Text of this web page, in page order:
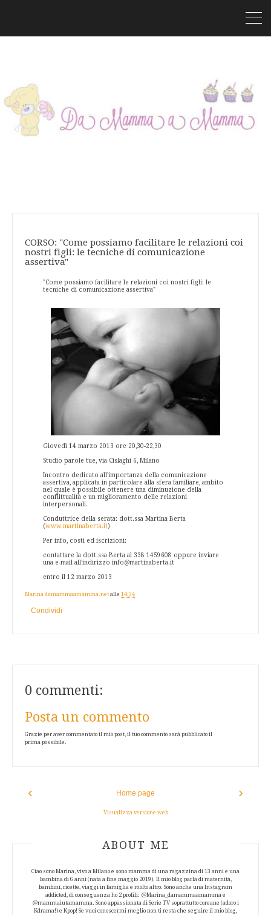
CORSO: "Come possiamo facilitare le relazioni coi
nostri figli: le tecniche di comunicazione
assertiva"
"Come possiamo facilitare le relazioni coi nostri figli: le
tecniche di comunicazione assertiva"
Giovedì 14 marzo 2013 ore 20,30-22,30
Studio parole tue, via Cislaghi 6, Milano
Incontro dedicato all’importanza della comunicazione
assertiva, applicata in particolare alla sfera familiare, ambito
nel quale è possibile ottenere una diminuzione della
conflittualità e un miglioramento delle relazioni
interpersonali.
Conduttrice della serata: dott.ssa Martina Berta
(www.martinaberta.it)
Per info, costi ed iscrizioni:
contattare la dott.ssa Berta al 338 1459608 oppure inviare
una e-mail all’indirizzo info@martinaberta.it
entro il 12 marzo 2013
Marina damammaamamma.net alle 14:34
Condividi
0 commenti:
Posta un commento
Grazie per aver commentato il mio post, il tuo commento sarà pubblicato il
prima possibile.
‹ ›
Home page
Visualizza versione web
ABOUT AUTHOR
ABOUT ME
Ciao sono Marina, vivo a Milano e sono mamma di una ragazzina di 13 anni e una
bambina di 6 anni (nata a fine maggio 2019). Il mio blog parla di maternità,
bambini, ricette, viaggi in famiglia e molto altro. Sono anche una Instagram
addicted, di conseguenza ho 2 profili: @Marina_damammaamamma e
@mammaiutamamma. Sono appassionata di Serie TV soprattutto coreane (adoro i
Kdrama!) e Kpop! Se vuoi conoscermi meglio non ti resta che seguire il mio blog,